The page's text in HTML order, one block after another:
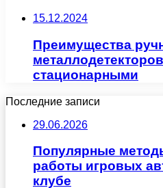
15.12.2024
Преимущества
стационарными
Последние записи
29.06.2026
Популярные
работы игровых
клубе